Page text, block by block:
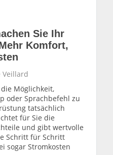
Sie Ihr
Komfort,
Veillard
Möglichkeit,
oder Sprachbefehl zu
tatsächlich
für Sie die
und gibt wertvolle
Schritt für Schritt
sogar Stromkosten